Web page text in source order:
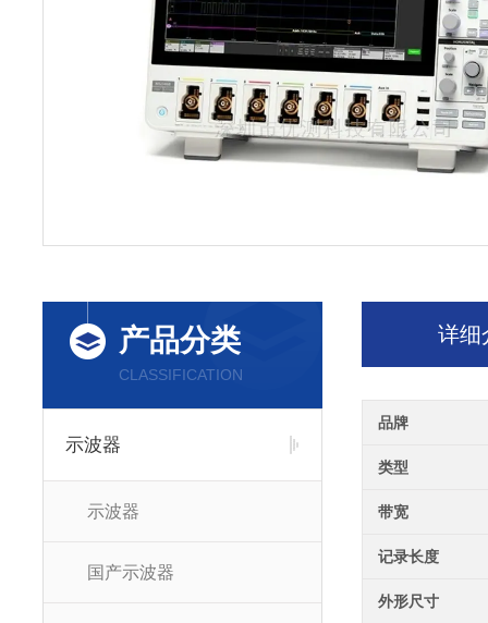
产品分类
CLASSIFICATION
示波器
示波器
国产示波器
详细
品牌
类型
带宽
记录长度
外形尺寸